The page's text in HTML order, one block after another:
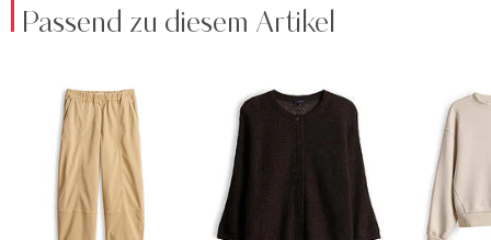
Passend zu diesem Artikel